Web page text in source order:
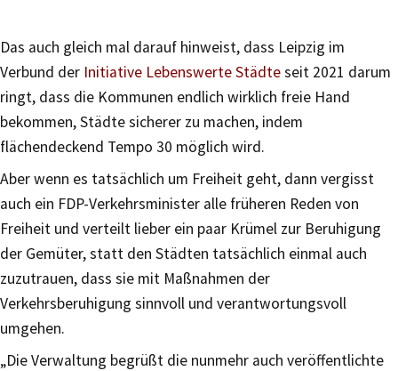
Das auch gleich mal darauf hinweist, dass Leipzig im
Verbund der Initiative Lebenswerte Städteseit 2021 darum
ringt, dass die Kommunen endlich wirklich freie Hand
bekommen, Städte sicherer zu machen, indem
flächendeckend Tempo 30 möglich wird.
Aber wenn es tatsächlich um Freiheit geht, dann vergisst
auch ein FDP-Verkehrsminister alle früheren Reden von
Freiheit und verteilt lieber ein paar Krümel zur Beruhigung
der Gemüter, statt den Städten tatsächlich einmal auch
zuzutrauen, dass sie mit Maßnahmen der
Verkehrsberuhigung sinnvoll und verantwortungsvoll
umgehen.
„Die Verwaltung begrüßt die nunmehr auch veröffentlichte